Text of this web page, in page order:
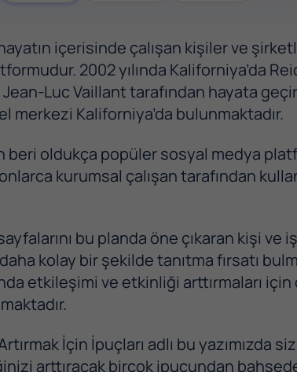
içerisinde çalışan kişiler ve
2002 yılında Kaliforniya’da
Luc Vaillant tarafından hayata
Kaliforniya’da bulunmaktadır.
oldukça popüler sosyal medya
kurumsal çalışan tarafından
bu planda öne çıkaran kişi ve
kolay bir şekilde tanıtma fırsatı
etkileşimi ve etkinliği arttırmaları
İçin İpuçları adlı bu yazımızda
arttıracak birçok ipucundan